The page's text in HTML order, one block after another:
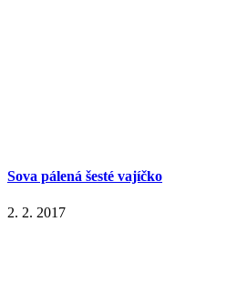
Sova pálená šesté vajíčko
2. 2. 2017